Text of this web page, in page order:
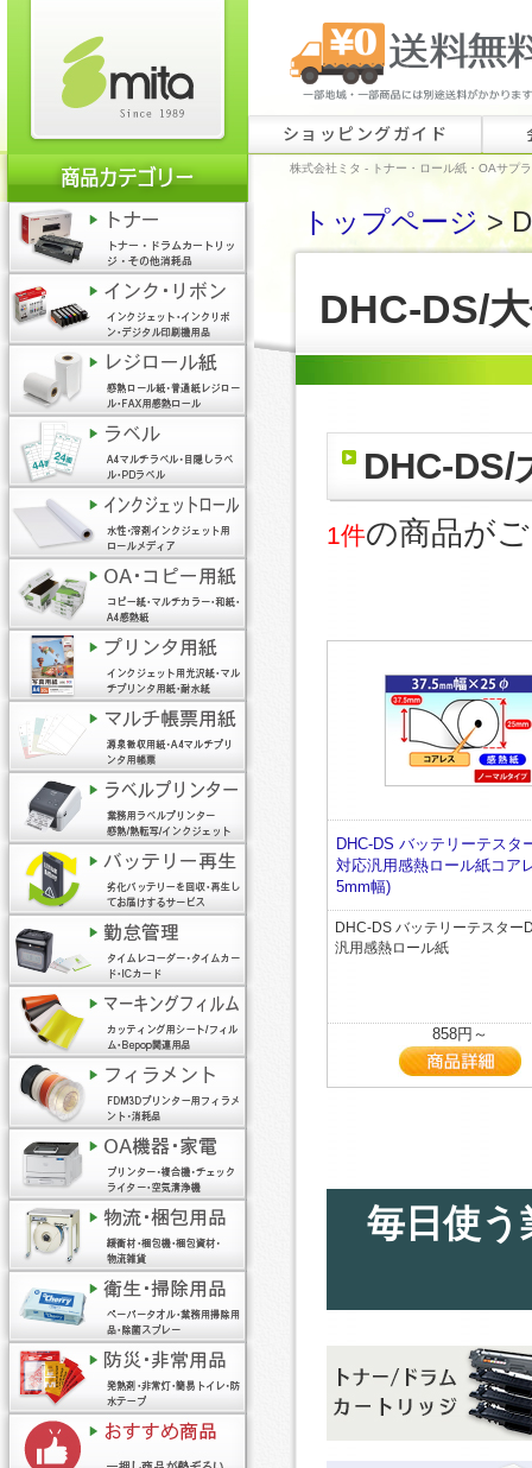
ショッピングガイド
株式会社ミタ - トナー・ロール紙・OAサプ
トップページ>
DHC-DS/
DHC-DS/
1件の商品が
DHC-DS バッテリーテスタ
対応汎用感熱ロール紙コア
5mm幅)
DHC-DS バッテリーテスター
汎用感熱ロール紙
858円～
毎日使う